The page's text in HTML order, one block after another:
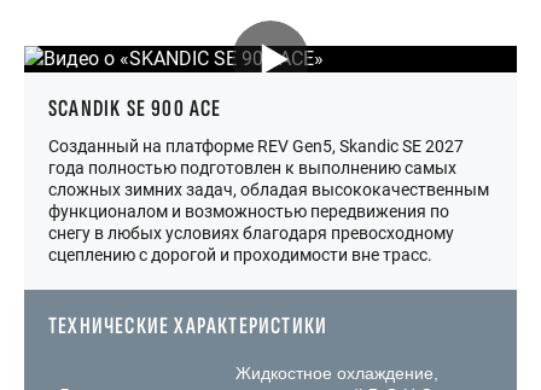
SCANDIK SE 900 ACE
Созданный на платформе REV Gen5, Skandic SE 2027
года полностью подготовлен к выполнению самых
сложных зимних задач, обладая высококачественным
функционалом и возможностью передвижения по
снегу в любых условиях благодаря превосходному
сцеплению с дорогой и проходимости вне трасс.
ТЕХНИЧЕСКИЕ ХАРАКТЕРИСТИКИ
Жидкостное охлаждение,